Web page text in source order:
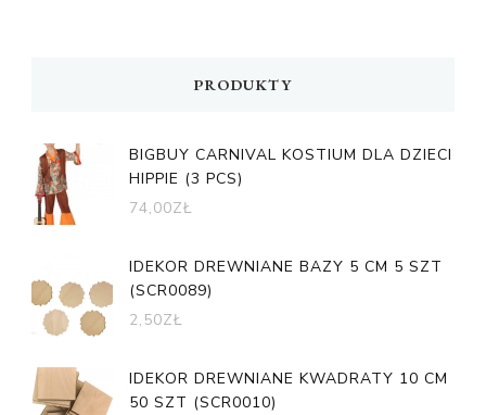
PRODUKTY
BIGBUY CARNIVAL KOSTIUM DLA DZIECI
HIPPIE (3 PCS)
74,00ZŁ
IDEKOR DREWNIANE BAZY 5 CM 5 SZT
(SCR0089)
2,50ZŁ
IDEKOR DREWNIANE KWADRATY 10 CM
50 SZT (SCR0010)